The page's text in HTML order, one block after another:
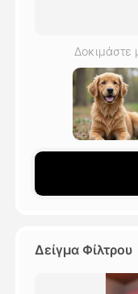
Blog
Δοκιμάστε
Δείγμα Φίλτρου